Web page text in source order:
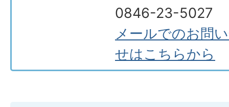
0846-23-5027
メールでのお問
せはこちらから